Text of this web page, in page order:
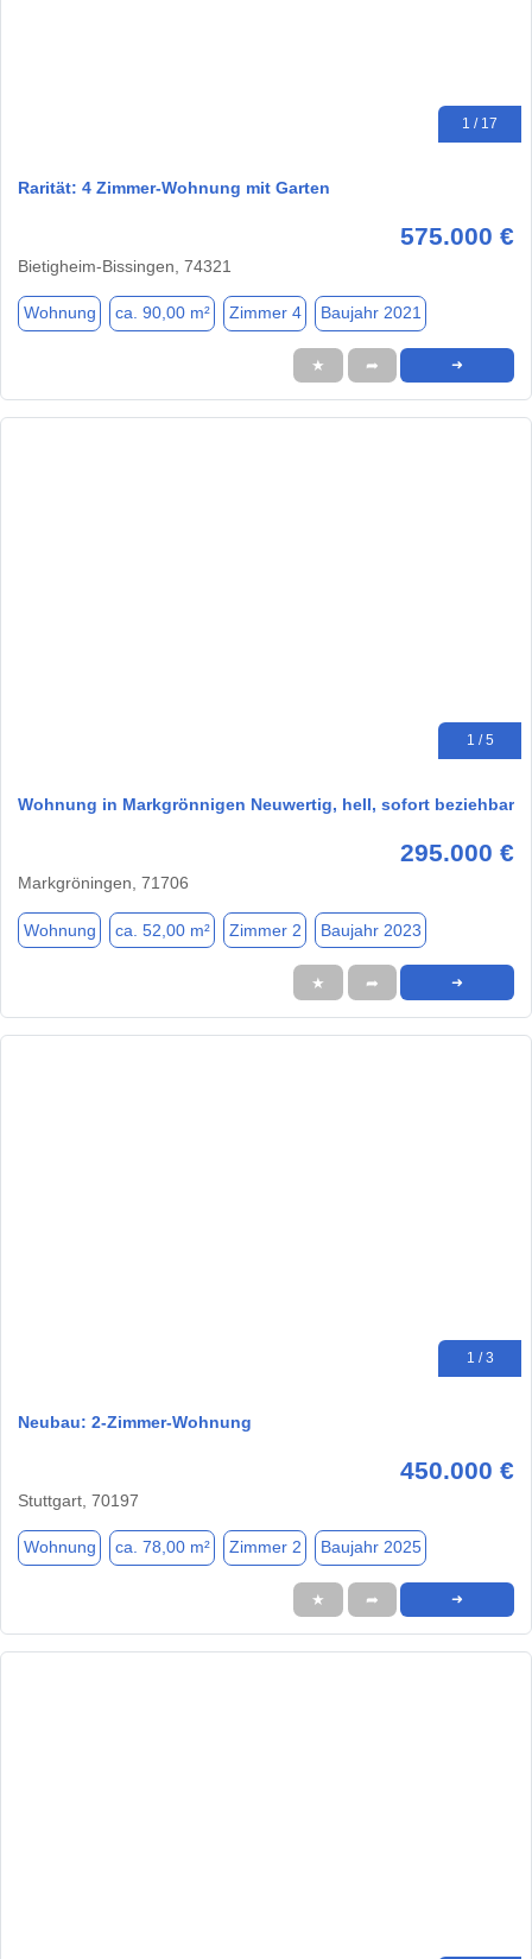
1 / 17
Rarität: 4 Zimmer-Wohnung mit Garten
575.000 €
Bietigheim-Bissingen, 74321
Wohnung ca. 90,00 m² Zimmer 4 Baujahr 2021
★ ➦ ➜
1 / 5
Wohnung in Markgrönnigen Neuwertig, hell, sofort beziehbar
295.000 €
Markgröningen, 71706
Wohnung ca. 52,00 m² Zimmer 2 Baujahr 2023
★ ➦ ➜
1 / 3
Neubau: 2-Zimmer-Wohnung
450.000 €
Stuttgart, 70197
Wohnung ca. 78,00 m² Zimmer 2 Baujahr 2025
★ ➦ ➜